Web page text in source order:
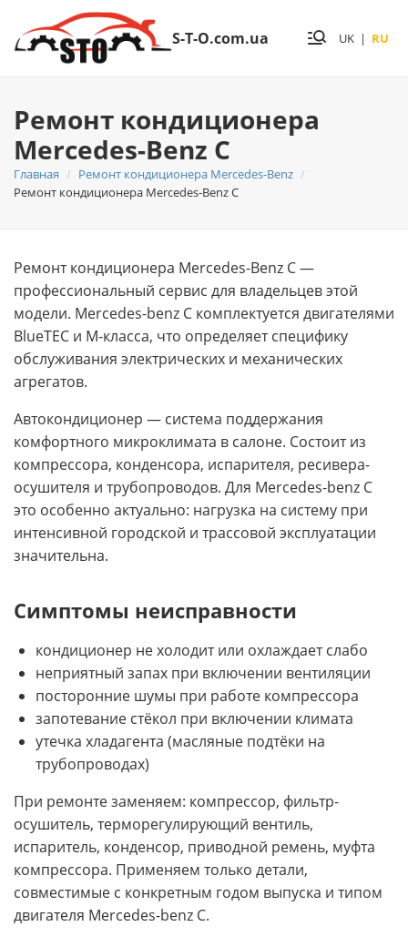
S-T-O.com.ua UK | RU
Ремонт кондиционера
Mercedes-Benz C
Главная
Ремонт кондиционера Mercedes-Benz
Ремонт кондиционера Mercedes-Benz C
Ремонт кондиционера Mercedes-Benz C —
профессиональный сервис для владельцев этой
модели. Mercedes-benz C комплектуется двигателями
BlueTEC и M-класса, что определяет специфику
обслуживания электрических и механических
агрегатов.
Автокондиционер — система поддержания
комфортного микроклимата в салоне. Состоит из
компрессора, конденсора, испарителя, ресивера-
осушителя и трубопроводов. Для Mercedes-benz C
это особенно актуально: нагрузка на систему при
интенсивной городской и трассовой эксплуатации
значительна.
Симптомы неисправности
кондиционер не холодит или охлаждает слабо
неприятный запах при включении вентиляции
посторонние шумы при работе компрессора
запотевание стёкол при включении климата
утечка хладагента (масляные подтёки на
трубопроводах)
При ремонте заменяем: компрессор, фильтр-
осушитель, терморегулирующий вентиль,
испаритель, конденсор, приводной ремень, муфта
компрессора. Применяем только детали,
совместимые с конкретным годом выпуска и типом
двигателя Mercedes-benz C.